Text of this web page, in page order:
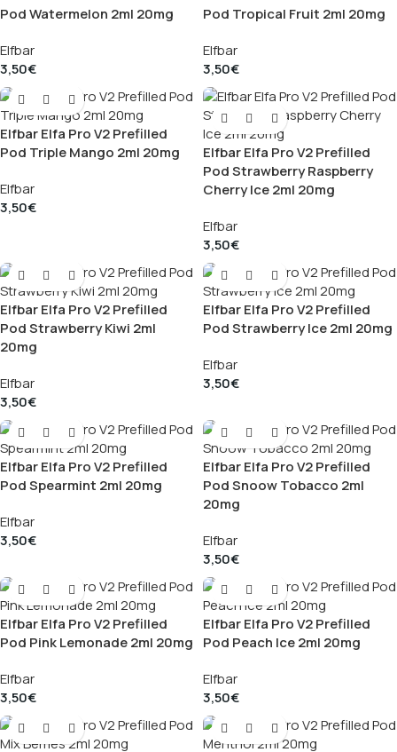
Pod Watermelon 2ml 20mg
Elfbar
3,50€
Pod Tropical Fruit 2ml 20mg
Elfbar
3,50€
Elfbar Elfa Pro V2 Prefilled
Pod Triple Mango 2ml 20mg
Elfbar
3,50€
Elfbar Elfa Pro V2 Prefilled
Pod Strawberry Raspberry
Cherry Ice 2ml 20mg
Elfbar
3,50€
Elfbar Elfa Pro V2 Prefilled
Pod Strawberry Kiwi 2ml
20mg
Elfbar
3,50€
Elfbar Elfa Pro V2 Prefilled
Pod Strawberry Ice 2ml 20mg
Elfbar
3,50€
Elfbar Elfa Pro V2 Prefilled
Pod Spearmint 2ml 20mg
Elfbar
3,50€
Elfbar Elfa Pro V2 Prefilled
Pod Snoow Tobacco 2ml
20mg
Elfbar
3,50€
Elfbar Elfa Pro V2 Prefilled
Pod Pink Lemonade 2ml 20mg
Elfbar
3,50€
Elfbar Elfa Pro V2 Prefilled
Pod Peach Ice 2ml 20mg
Elfbar
3,50€